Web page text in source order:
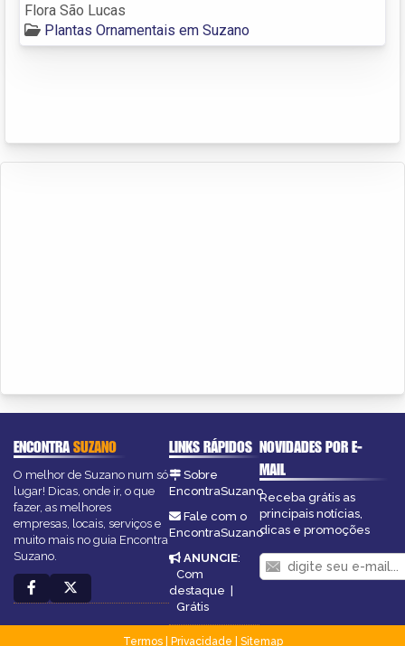
Flora São Lucas
Plantas Ornamentais em Suzano
ENCONTRASUZANO
O melhor de Suzano num só
lugar! Dicas, onde ir, o que
fazer, as melhores
empresas, locais, serviços e
muito mais no guia Encontra
Suzano.
LINKS RÁPIDOS
Sobre
EncontraSuzano
Fale com o
EncontraSuzano
ANUNCIE:
Com
destaque |
Grátis
NOVIDADES POR E-
MAIL
Receba grátis as
principais notícias,
dicas e promoções
Termos| Privacidade
Sitemap